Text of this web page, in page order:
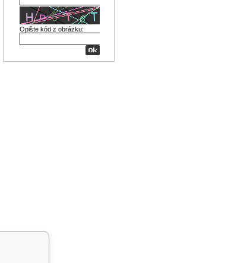
Opište kód z obrázku: